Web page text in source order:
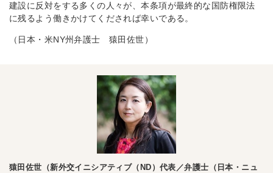
建設に反対をする多くの人々が、本条項が最終的な国防権限法
に残るよう働きかけてくだされば幸いである。
（日本・米NY州弁護士 猿田佐世）
猿田佐世（新外交イニシアティブ（ND）代表／弁護士（日本・ニュ